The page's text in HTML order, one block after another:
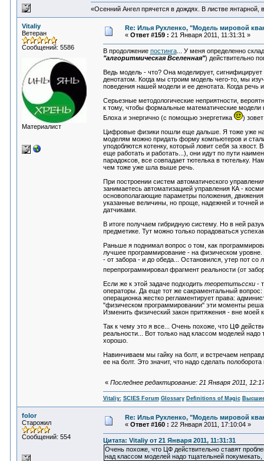
«Осенний Ангел прячется в дождях. В листве янтарной,
Vitaliy
Ветеран
Сообщений: 5586
Материалист
Re: Илья Рухленко, "Модель мировой
« Ответ #159 : 21 Января 2011, 11:31:31 »
В продолжение постинга... У меня определенно
"алгоритмическая Вселенная") действительно
Ведь модель - что? Она моделирует,
денотатом. Когда мы строим модель чего-то, мы
поведения нашей модели и ее денотата. Когда речь
Серьезные методологические неприятности,
к тому, чтобы формальные математические модели
Блоха и энергично (с помощью энергетика
)
Цифровые физики пошли еще дальше. Я тоже уже на
моделям можно придать форму компьютеров и
уподоблются котенку, который ловит себя за
еще работать и работать...), они идут по пути
парадоксов, все совпадает тютелька в тютельку.
чем тоже уже шла выше речь.
При построении систем автоматического
занимаетесь автоматизацией управления КА -
основополагающие параметры положения,
указанные величины, но проще, надежней и
датчиками.
В итоге получаем гибридную систему. Но в ней
предметике. Тут можно только порадоваться
Раньше я поднимал вопрос о том, как
лучшее программирование - на физическом уровне.
- от забора - и до обеда... Остановился, утер пот
перепрограммировал фрагмент реальности (от
Если же к этой задаче подходить теоретитьсски-
операторы. Да еще тот же сакраментальный
операционка жестко регламентирует права:
"физическом программировании" эти моменты
Изменить физический закон притяжения - вне моей
Так к чему это я все... Очень похоже, что ЦФ
реальности... Вот только над классом моделей
хорошо.
Навинчиваем мы гайку на болт, и встречаем
ее на болт. Это значит, что надо сделать
« Последнее редактирование: 21 Января 2011,
Vitaliy: SCIES Forum Glossary Definitions of Magic
folor
Старожил
Сообщений: 554
Re: Илья Рухленко, "Модель мировой
« Ответ #160 : 22 Января 2011, 17:10:04 »
Цитата: Vitaliy от 21 Января 2011, 11:31:31
Очень похоже, что ЦФ действительно ставят
над классом моделей надо тщательней